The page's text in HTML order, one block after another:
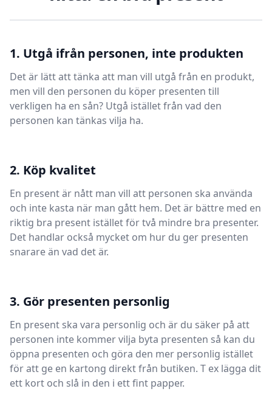
1. Utgå ifrån personen, inte produkten
Det är lätt att tänka att man vill utgå från en produkt,
men vill den personen du köper presenten till
verkligen ha en sån? Utgå istället från vad den
personen kan tänkas vilja ha.
2. Köp kvalitet
En present är nått man vill att personen ska använda
och inte kasta när man gått hem. Det är bättre med en
riktig bra present istället för två mindre bra presenter.
Det handlar också mycket om hur du ger presenten
snarare än vad det är.
3. Gör presenten personlig
En present ska vara personlig och är du säker på att
personen inte kommer vilja byta presenten så kan du
öppna presenten och göra den mer personlig istället
för att ge en kartong direkt från butiken. T ex lägga dit
ett kort och slå in den i ett fint papper.